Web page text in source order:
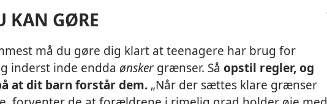
KAN GØRE
må du gøre dig klart at teenagere har brug for
inderst inde endda ønsker grænser. Så opstil regler, og
at dit barn forstår dem. „Når der sættes klare grænser